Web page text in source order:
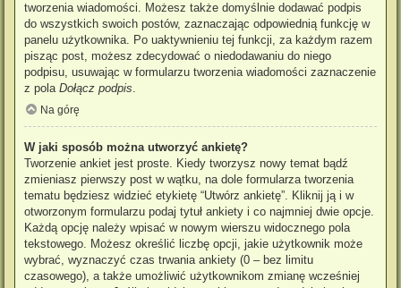
tworzenia wiadomości. Możesz także domyślnie dodawać podpis
do wszystkich swoich postów, zaznaczając odpowiednią funkcję w
panelu użytkownika. Po uaktywnieniu tej funkcji, za każdym razem
pisząc post, możesz zdecydować o niedodawaniu do niego
podpisu, usuwając w formularzu tworzenia wiadomości zaznaczenie
z pola Dołącz podpis.
Na górę
W jaki sposób można utworzyć ankietę?
Tworzenie ankiet jest proste. Kiedy tworzysz nowy temat bądź
zmieniasz pierwszy post w wątku, na dole formularza tworzenia
tematu będziesz widzieć etykietę “Utwórz ankietę”. Kliknij ją i w
otworzonym formularzu podaj tytuł ankiety i co najmniej dwie opcje.
Każdą opcję należy wpisać w nowym wierszu widocznego pola
tekstowego. Możesz określić liczbę opcji, jakie użytkownik może
wybrać, wyznaczyć czas trwania ankiety (0 – bez limitu
czasowego), a także umożliwić użytkownikom zmianę wcześniej